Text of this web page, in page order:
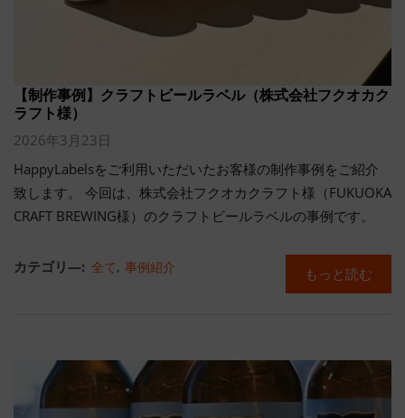
【制作事例】クラフトビールラベル（株式会社フクオカク
ラフト様）
2026年3月23日
HappyLabelsをご利用いただいたお客様の制作事例をご紹介
致します。 今回は、株式会社フクオカクラフト様（FUKUOKA
CRAFT BREWING様）のクラフトビールラベルの事例です。
カテゴリ―: 全て, 事例紹介 もっと読む